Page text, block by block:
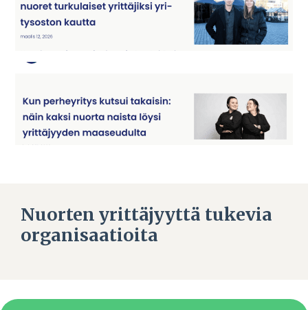
Nuorten yrittäjyyttä tukevia
organisaatioita